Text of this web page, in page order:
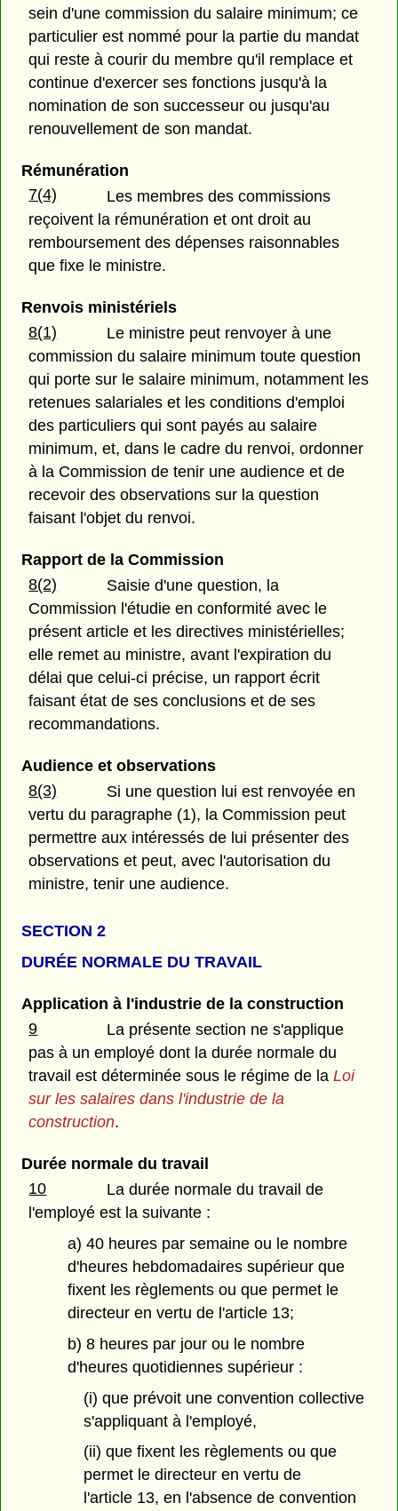
sein d'une commission du salaire minimum; ce
particulier est nommé pour la partie du mandat
qui reste à courir du membre qu'il remplace et
continue d'exercer ses fonctions jusqu'à la
nomination de son successeur ou jusqu'au
renouvellement de son mandat.
Rémunération
7(4)
Les membres des commissions
reçoivent la rémunération et ont droit au
remboursement des dépenses raisonnables
que fixe le ministre.
Renvois ministériels
8(1)
Le ministre peut renvoyer à une
commission du salaire minimum toute question
qui porte sur le salaire minimum, notamment les
retenues salariales et les conditions d'emploi
des particuliers qui sont payés au salaire
minimum, et, dans le cadre du renvoi, ordonner
à la Commission de tenir une audience et de
recevoir des observations sur la question
faisant l'objet du renvoi.
Rapport de la Commission
8(2)
Saisie d'une question, la
Commission l'étudie en conformité avec le
présent article et les directives ministérielles;
elle remet au ministre, avant l'expiration du
délai que celui-ci précise, un rapport écrit
faisant état de ses conclusions et de ses
recommandations.
Audience et observations
8(3)
Si une question lui est renvoyée en
vertu du paragraphe (1), la Commission peut
permettre aux intéressés de lui présenter des
observations et peut, avec l'autorisation du
ministre, tenir une audience.
SECTION 2
DURÉE NORMALE DU TRAVAIL
Application à l'industrie de la construction
9
La présente section ne s'applique
pas à un employé dont la durée normale du
travail est déterminée sous le régime de laLoi
sur les salaires dans l'industrie de la
construction.
Durée normale du travail
10
La durée normale du travail de
l'employé est la suivante :
a) 40 heures par semaine ou le nombre
d'heures hebdomadaires supérieur que
fixent les règlements ou que permet le
directeur en vertu de l'article 13;
b) 8 heures par jour ou le nombre
d'heures quotidiennes supérieur :
(i) que prévoit une convention collective
s'appliquant à l'employé,
(ii) que fixent les règlements ou que
permet le directeur en vertu de
l'article 13, en l'absence de convention